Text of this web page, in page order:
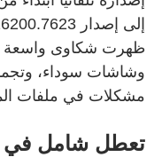
ظهرت شكاوى واسعة
مشكلات في ملفات
تعطل شامل في Outlook